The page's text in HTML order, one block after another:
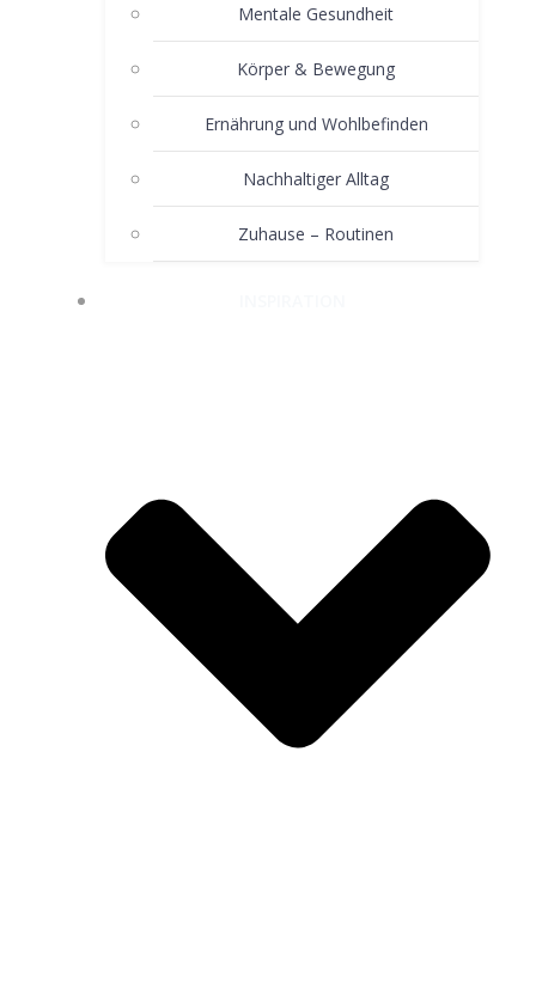
Mentale Gesundheit
Körper & Bewegung
Ernährung und Wohlbefinden
Nachhaltiger Alltag
Zuhause – Routinen